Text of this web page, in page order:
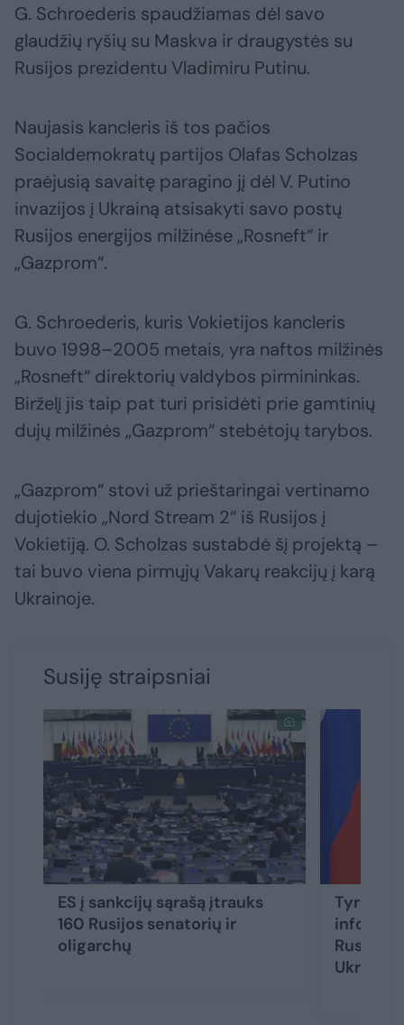
G. Schroederis spaudžiamas dėl savo
glaudžių ryšių su Maskva ir draugystės su
Rusijos prezidentu Vladimiru Putinu.
Naujasis kancleris iš tos pačios
Socialdemokratų partijos Olafas Scholzas
praėjusią savaitę paragino jį dėl V. Putino
invazijos į Ukrainą atsisakyti savo postų
Rusijos energijos milžinėse „Rosneft“ ir
„Gazprom“.
G. Schroederis, kuris Vokietijos kancleris
buvo 1998–2005 metais, yra naftos milžinės
„Rosneft“ direktorių valdybos pirmininkas.
Birželį jis taip pat turi prisidėti prie gamtinių
dujų milžinės „Gazprom“ stebėtojų tarybos.
„Gazprom“ stovi už prieštaringai vertinamo
dujotiekio „Nord Stream 2“ iš Rusijos į
Vokietiją. O. Scholzas sustabdė šį projektą –
tai buvo viena pirmųjų Vakarų reakcijų į karą
Ukrainoje.
Susiję straipsniai
ES į sankcijų sąrašą įtrauks
160 Rusijos senatorių ir
oligarchų
Tyrėjas:
Rusijos